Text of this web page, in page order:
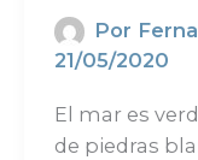
Por
21/05/2020
El mar es
de piedras